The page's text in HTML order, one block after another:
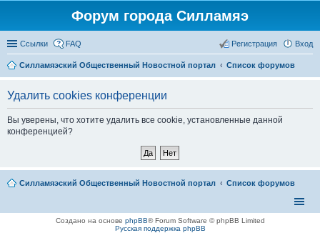
Форум города Силламяэ
Ссылки FAQ Вход
Регистрация
Силламяэский Общественный Новостной портал Список форумов
Удалить cookies конференции
Вы уверены, что хотите удалить все cookie, установленные данной
конференцией?
Силламяэский Общественный Новостной портал Список форумов
Создано на основе phpBB® Forum Software © phpBB Limited
Русская поддержка phpBB